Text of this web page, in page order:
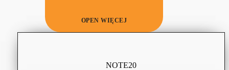
OPEN WIĘCEJ
NOTE20